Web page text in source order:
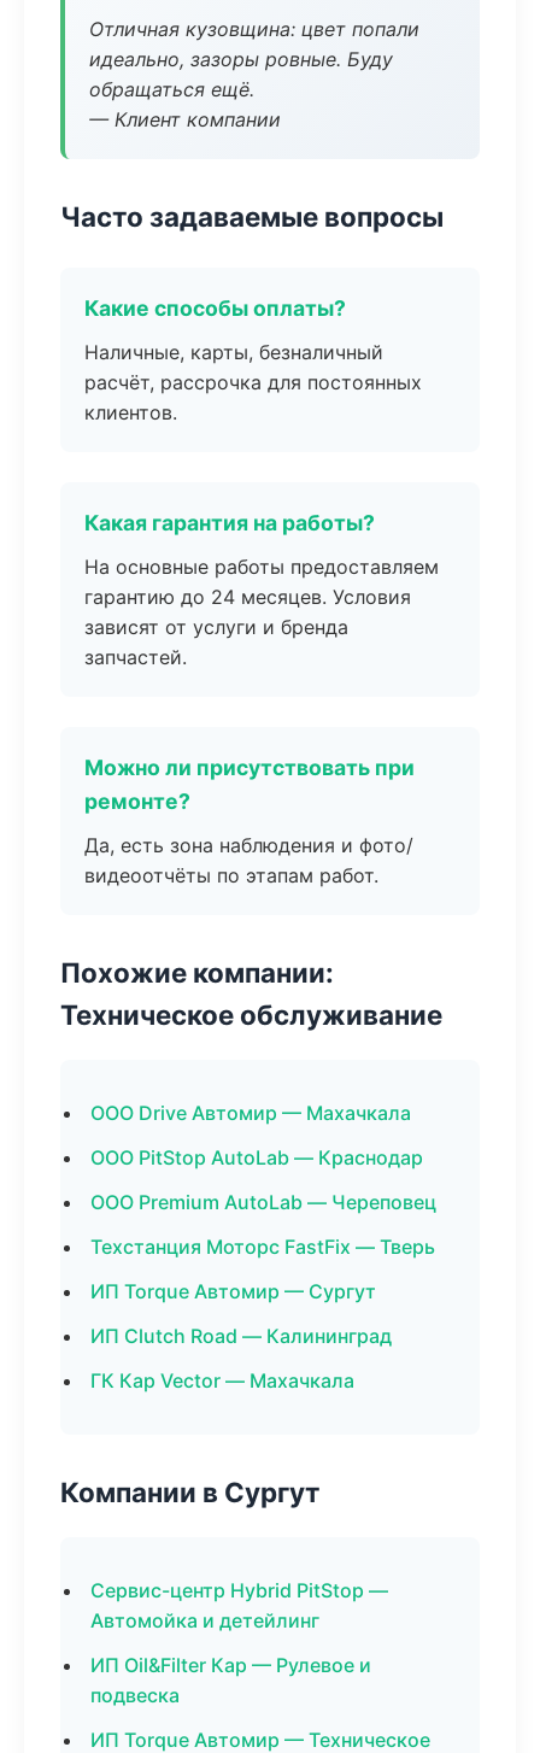
Отличная кузовщина: цвет попали
идеально, зазоры ровные. Буду
обращаться ещё.
— Клиент компании
Часто задаваемые вопросы
Какие способы оплаты?
Наличные, карты, безналичный
расчёт, рассрочка для постоянных
клиентов.
Какая гарантия на работы?
На основные работы предоставляем
гарантию до 24 месяцев. Условия
зависят от услуги и бренда
запчастей.
Можно ли присутствовать при
ремонте?
Да, есть зона наблюдения и фото/
видеоотчёты по этапам работ.
Похожие компании:
Техническое обслуживание
ООО Drive Автомир — Махачкала
ООО PitStop AutoLab — Краснодар
ООО Premium AutoLab — Череповец
Техстанция Моторс FastFix — Тверь
ИП Torque Автомир — Сургут
ИП Clutch Road — Калининград
ГК Кар Vector — Махачкала
Компании в Сургут
Сервис-центр Hybrid PitStop —
Автомойка и детейлинг
ИП Oil&Filter Кар — Рулевое и
подвеска
ИП Torque Автомир — Техническое